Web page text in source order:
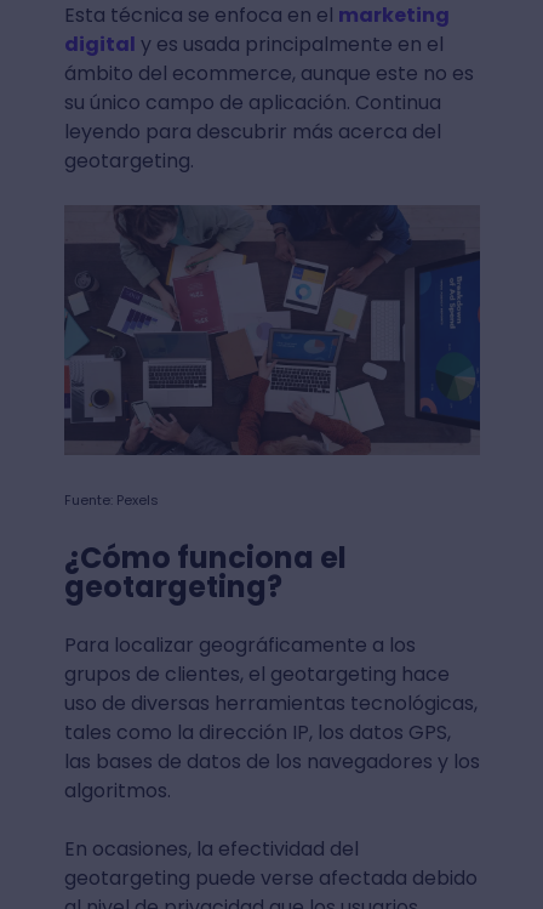
Esta técnica se enfoca en el marketing
digital y es usada principalmente en el
ámbito del ecommerce, aunque este no es
su único campo de aplicación. Continua
leyendo para descubrir más acerca del
geotargeting.
Fuente: Pexels
¿Cómo funciona el
geotargeting?
Para localizar geográficamente a los
grupos de clientes, el geotargeting hace
uso de diversas herramientas tecnológicas,
tales como la dirección IP, los datos GPS,
las bases de datos de los navegadores y los
algoritmos.
En ocasiones, la efectividad del
geotargeting puede verse afectada debido